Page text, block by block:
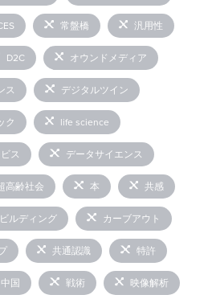
常盤橋 汎用性
D2C オウンドメディア
ス デジタルツイン
ク life science
ス データサイエンス
高齢社会 本 共感
ルディング カーブアウト
共通認識 特許
中国 戦術 映像解析